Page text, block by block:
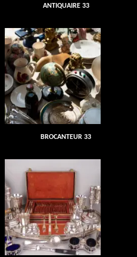
ANTIQUAIRE 33
BROCANTEUR 33